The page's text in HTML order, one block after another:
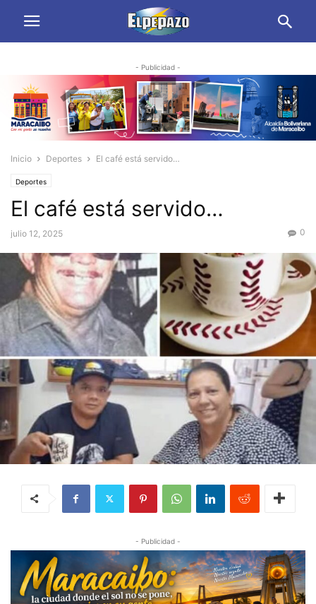
- Publicidad -
Inicio Deportes El café está servido…
Deportes
El café está servido…
julio 12, 2025 0
- Publicidad -